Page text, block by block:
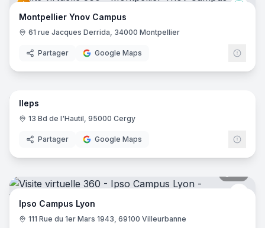
Montpellier Ynov Campus
61 rue Jacques Derrida, 34000 Montpellier
Partager Google Maps
41
Ileps
13 Bd de l'Hautil, 95000 Cergy
Partager Google Maps
Ipso Campus Lyon
111 Rue du 1er Mars 1943, 69100 Villeurbanne